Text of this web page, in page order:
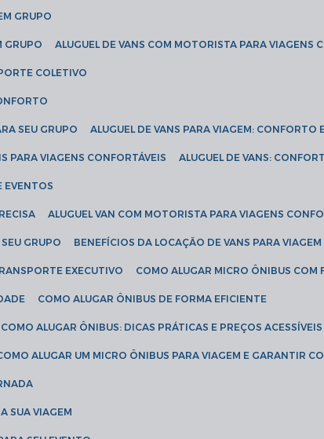
GRUPO
GRUPO ALUGUEL DE VANS COM MOTORISTA PARA VIAGENS
COLETIVO
SEU GRUPO ALUGUEL DE VANS PARA VIAGEM: CONFORTO
PARA VIAGENS CONFORTÁVEIS ALUGUEL DE VANS:
EVENTOS
ALUGUEL VAN COM MOTORISTA PARA VIAGENS
GRUPO BENEFÍCIOS DA LOCAÇÃO DE VANS PARA VIAGEM
EXECUTIVO COMO ALUGAR MICRO ÔNIBUS COM
COMO ALUGAR ÔNIBUS DE FORMA EFICIENTE
COMO ALUGAR ÔNIBUS: DICAS PRÁTICAS E PREÇOS ACESSÍVEIS
COMO ALUGAR UM MICRO ÔNIBUS PARA VIAGEM E GARANTIR
SUA VIAGEM